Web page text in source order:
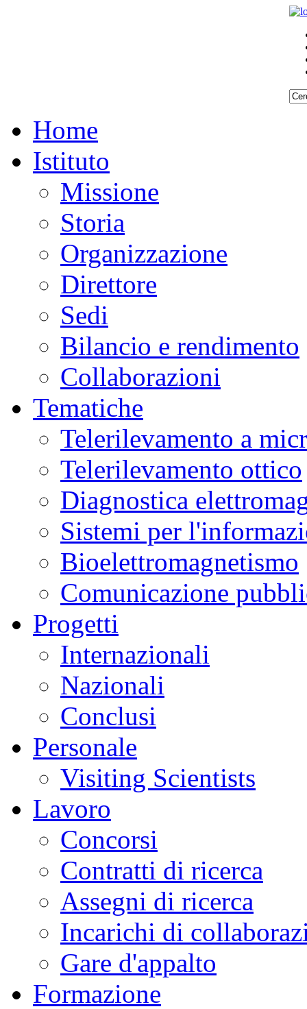
Home
Istituto
Missione
Storia
Organizzazione
Direttore
Sedi
Bilancio e rendimento
Collaborazioni
Tematiche
Telerilevamento a
Telerilevamento ottico
Diagnostica
Sistemi per
Bioelettromagnetismo
Comunicazione
Progetti
Internazionali
Nazionali
Conclusi
Personale
Visiting Scientists
Lavoro
Concorsi
Contratti di ricerca
Assegni di ricerca
Incarichi di
Gare d'appalto
Formazione